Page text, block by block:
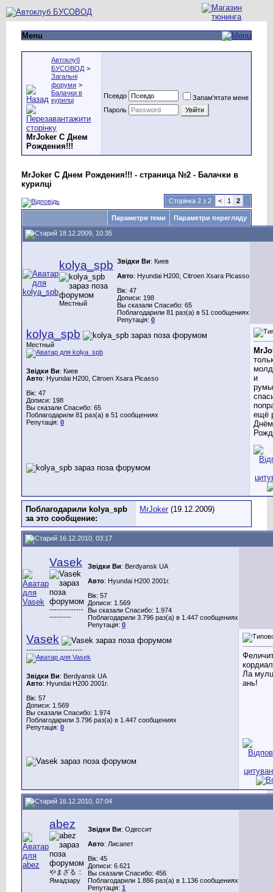
Menu
Автоклуб
БУСОВОД >
Загальні
форуми >
Балачки в
курилці
MrJoker C Днем
Рождения!!!
Псевдо
Запам'ятати мене
Пароль
MrJoker C Днем Рождения!!! - страница №2 - Балачки в
курилці
Сторінка 2 з 2 < 1 2
Параметри теми Параметри перегляду
18.12.2009, 10:35
kolya_spb
Местный
Звідки Ви: Киев
Авто: Hyundai H200, Citroen Xsara Picasso
Вік: 47
Дописи: 198
Вы сказали Спасибо: 65
Поблагодарили 81 раз(а) в 51 сообщениях
Репутація: 0
kolya_spb
Местный
Звідки Ви: Киев
Авто: Hyundai H200, Citroen Xsara Picasso
Вік: 47
Дописи: 198
Вы сказали Спасибо: 65
Поблагодарили 81 раз(а) в 51 сообщениях
Репутація: 0
и
ещё
Днём
Поблагодарили kolya_spb
за это сообщение:
MrJoker (19.12.2009)
16.12.2010, 03:17
Vasek
--------------
---------
Звідки Ви: Berdyansk UA
Авто: Hyundai H200 2001г.
Вік: 57
Дописи: 1.569
Вы сказали Спасибо: 1.974
Поблагодарили 3.796 раз(а) в 1.447 сообщениях
Репутація: 0
Vasek
-----------------------
Звідки Ви: Berdyansk UA
Авто: Hyundai H200 2001г.
Вік: 57
Дописи: 1.569
Вы сказали Спасибо: 1.974
Поблагодарили 3.796 раз(а) в 1.447 сообщениях
Репутація: 0
Ла
ань!
16.12.2010, 07:04
abez
やまざる ::
Ямадзару
Звідки Ви: Одессит
Авто: Лисапет
Вік: 45
Дописи: 6.621
Вы сказали Спасибо: 456
Поблагодарили 1.886 раз(а) в 1.136 сообщениях
Репутація: 1